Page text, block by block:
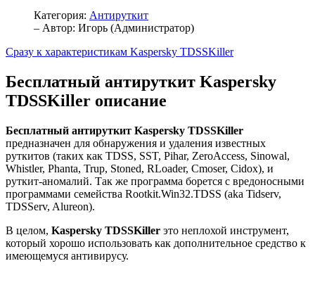
Категория: Антируткит
– Автор: Игорь (Администратор)
Сразу к характеристикам Kaspersky TDSSKiller
Бесплатный антируткит Kaspersky
TDSSKiller описание
Бесплатный антируткит Kaspersky TDSSKiller
предназначен для обнаружения и удаления известных
руткитов (таких как TDSS, SST, Pihar, ZeroAccess, Sinowal,
Whistler, Phanta, Trup, Stoned, RLoader, Cmoser, Cidox), и
руткит-аномалий. Так же программа борется с вредоносными
программами семейства Rootkit.Win32.TDSS (aka Tidserv,
TDSServ, Alureon).
В целом, Kaspersky TDSSKiller это неплохой инструмент,
который хорошо использовать как дополнительное средство к
имеющемуся антивирусу.